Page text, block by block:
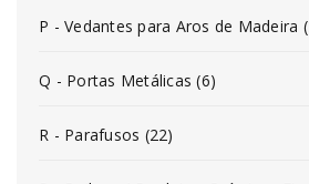
P - Vedantes para Aros de Madeira
Q - Portas Metálicas (6)
R - Parafusos (22)